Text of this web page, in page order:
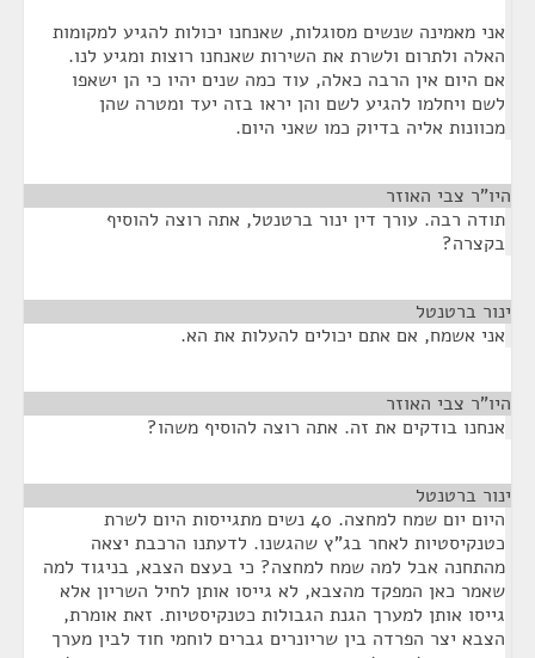
אני מאמינה שנשים מסוגלות, שאנחנו יכולות להגיע למקומות
האלה ולתרום ולשרת את השירות שאנחנו רוצות ומגיע לנו.
אם היום אין הרבה כאלה, עוד כמה שנים יהיו כי הן ישאפו
לשם ויחלמו להגיע לשם והן יראו בזה יעד ומטרה שהן
מכוונות אליה בדיוק כמו שאני היום.
היו"ר צבי האוזר
תודה רבה. עורך דין ינור ברטנטל, אתה רוצה להוסיף
בקצרה?
ינור ברטנטל
אני אשמח, אם אתם יכולים להעלות את הא.
היו"ר צבי האוזר
אנחנו בודקים את זה. אתה רוצה להוסיף משהו?
ינור ברטנטל
היום יום שמח למחצה. 40 נשים מתגייסות היום לשרת
כטנקיסטיות לאחר בג"ץ שהגשנו. לדעתנו הרכבת יצאה
מהתחנה אבל למה שמח למחצה? כי בעצם הצבא, בניגוד למה
שאמר כאן המפקד מהצבא, לא גייסו אותן לחיל השריון אלא
גייסו אותן למערך הגנת הגבולות כטנקיסטיות. זאת אומרת,
הצבא יצר הפרדה בין שריונרים גברים לוחמי חוד לבין מערך